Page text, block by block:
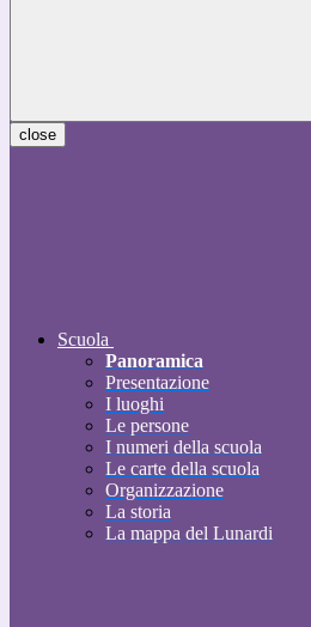
close
Scuola
Panoramica
Presentazione
I luoghi
Le persone
I numeri della scuola
Le carte della scuola
Organizzazione
La storia
La mappa del Lunardi